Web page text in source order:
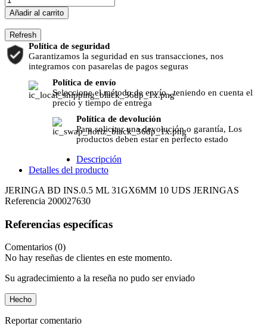
Añadir al carrito
Política de seguridad
Garantizamos la seguridad en sus transacciones, nos
integramos con pasarelas de pagos seguras
Política de envío
Seleccione el método de envío , teniendo en cuenta el
precio y tiempo de entrega
Política de devolución
Para solicitar una devolución o garantía, Los
productos deben estar en perfecto estado
Descripción
Detalles del producto
JERINGA BD INS.0.5 ML 31GX6MM 10 UDS JERINGAS
Referencia 200027630
Referencias específicas
Comentarios (0)
No hay reseñas de clientes en este momento.
Su agradecimiento a la reseña no pudo ser enviado
Hecho
Reportar comentario